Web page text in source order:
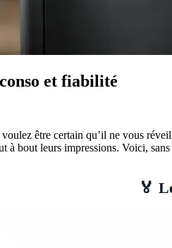
et fiabilité
être certain qu’il ne vous
à bout leurs impressions. Voici,
🏅